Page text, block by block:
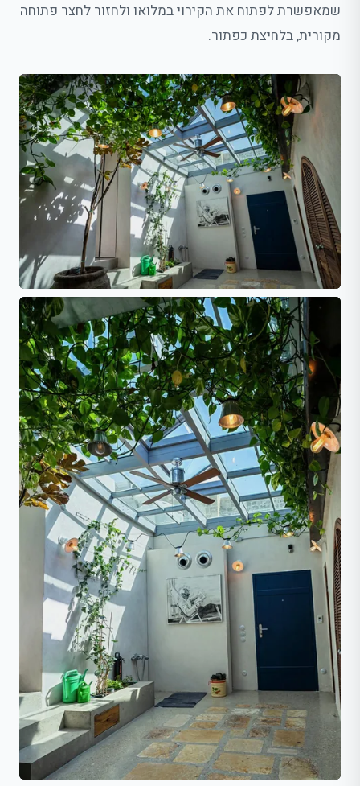
שמאפשרת לפתוח את הקירוי במלואו ולחזור לחצר פתוחה
מקורית, בלחיצת כפתור.